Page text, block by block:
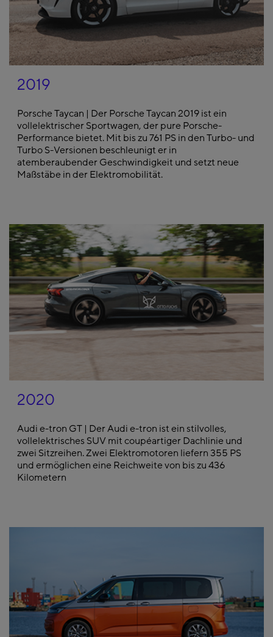
2019
Porsche Taycan | Der Porsche Taycan 2019 ist ein
vollelektrischer Sportwagen, der pure Porsche-
Performance bietet. Mit bis zu 761 PS in den Turbo- und
Turbo S-Versionen beschleunigt er in
atemberaubender Geschwindigkeit und setzt neue
Maßstäbe in der Elektromobilität.
2020
Audi e-tron GT | Der Audi e-tron ist ein stilvolles,
vollelektrisches SUV mit coupéartiger Dachlinie und
zwei Sitzreihen. Zwei Elektromotoren liefern 355 PS
und ermöglichen eine Reichweite von bis zu 436
Kilometern